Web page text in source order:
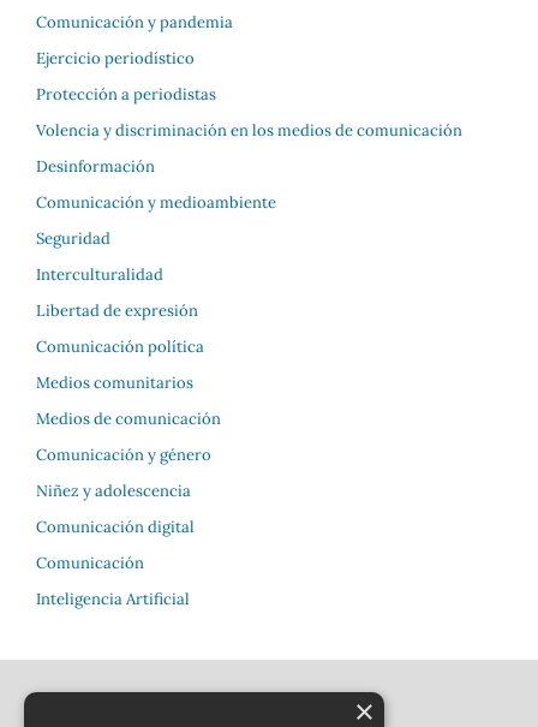
Comunicación y pandemia
Ejercicio periodístico
Protección a periodistas
Volencia y discriminación en los medios de comunicación
Desinformación
Comunicación y medioambiente
Seguridad
Interculturalidad
Libertad de expresión
Comunicación política
Medios comunitarios
Medios de comunicación
Comunicación y género
Niñez y adolescencia
Comunicación digital
Comunicación
Inteligencia Artificial
×